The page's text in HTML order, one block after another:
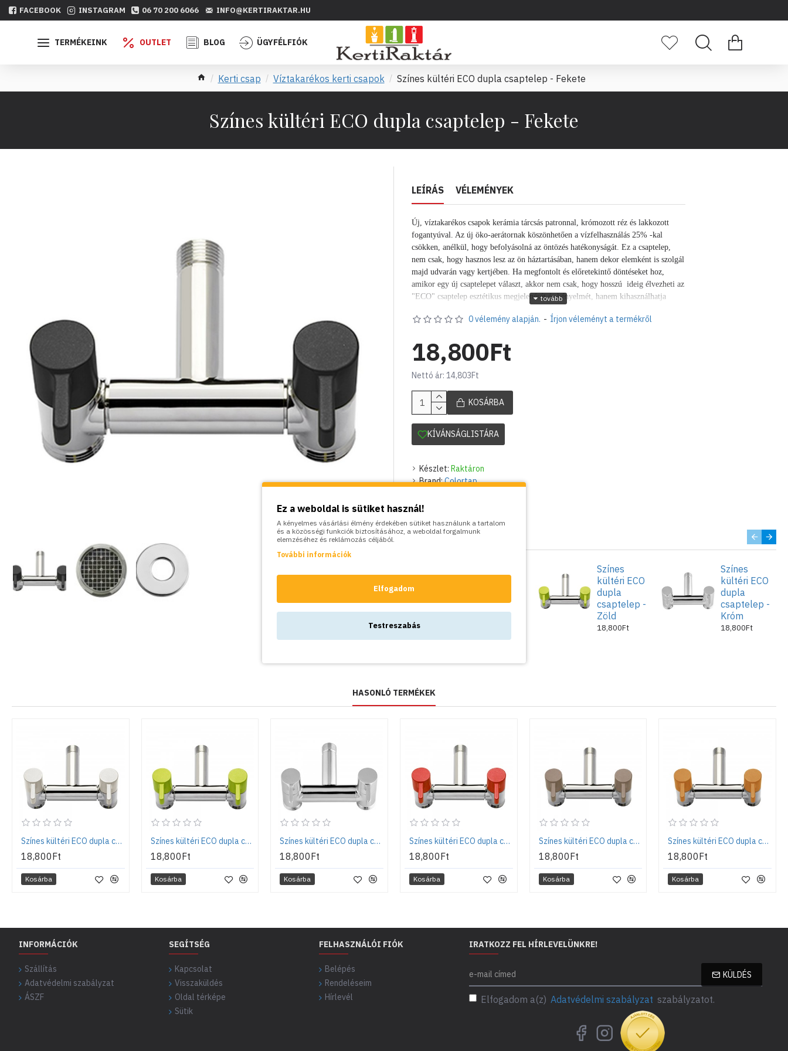
FACEBOOK INSTAGRAM 06 70 200 6066 INFO@KERTIRAKTAR.HU
TERMÉKEINK OUTLET BLOG ÜGYFÉLFIÓK
Kerti csap Víztakarékos kerti csapok Színes kültéri ECO dupla csaptelep - Fekete
Színes kültéri ECO dupla csaptelep - Fekete
LEÍRÁS VÉLEMÉNYEK
Új, víztakarékos csapok kerámia tárcsás patronnal, krómozott réz és lakkozott
fogantyúval. Az új öko-aerátornak köszönhetően a vízfelhasználás 25% -kal
csökken, anélkül, hogy befolyásolná az öntözés hatékonyságát. Ez a csaptelep,
nem csak, hogy hasznos lesz az ön háztartásában, hanem dekor elemként is szolgál
majd udvarán vagy kertjében. Ha megfontolt és előretekintő döntéseket hoz,
amikor egy új csaptelepet választ, akkor nem csak, hogy hosszú ideig élvezheti az
"ECO" csaptelep esztétikus megjelenését és kényelmét, hanem kihasználhatja
berendezésekben használható, ahol 2 független vízellátási pontra van szükség az
csatlakoztatását. 1/2 " külső menetes bekötéssel és 3/4" kifolyó csapvéggel
rendelkezik.Időtálló, poliészter festékkel bevont krómozott réz kerti csap, több
színben.
Készlet: Raktáron
Brand:Colortap
Súly:
0 vélemény alapján. - Írjon véleményt a termékről
18,800Ft
Nettó ár: 14,803Ft
KOSÁRBA
KÍVÁNSÁGLISTÁRA
SZÍNVARIÁCIÓK:
kültéri ECO
csaptelep -
Fehér
Színes
kültéri ECO
dupla
csaptelep -
Zöld
18,800Ft
Színes
kültéri ECO
dupla
csaptelep -
Króm
18,800Ft
HASONLÓ TERMÉKEK
Színes kültéri ECO dupla csaptelep - Fehér
18,800Ft
Kosárba
Színes kültéri ECO dupla csaptelep - Zöld
18,800Ft
Kosárba
Színes kültéri ECO dupla csaptelep - Króm
18,800Ft
Kosárba
Színes kültéri ECO dupla csaptelep - Piros
18,800Ft
Kosárba
Színes kültéri ECO dupla csaptelep - Szürke
18,800Ft
Kosárba
Színes kültéri ECO dupla csaptelep - Terrakotta
18,800Ft
Kosárba
INFORMÁCIÓK
Szállítás
Adatvédelmi szabályzat
ÁSZF
SEGÍTSÉG
Kapcsolat
Visszaküldés
Oldal térképe
Sütik
FELHASZNÁLÓI FIÓK
Belépés
Rendeléseim
Hírlevél
IRATKOZZ FEL HÍRLEVELÜNKRE!
KÜLDÉS
Elfogadom a(z) Adatvédelmi szabályzat szabályzatot.
Ez a weboldal is sütiket használ!
A kényelmes vásárlási élmény érdekében sütiket használunk a tartalom
és a közösségi funkciók biztosításához, a weboldal forgalmunk
elemzéséhez és reklámozás céljából.
További információk
Elfogadom
Testreszabás